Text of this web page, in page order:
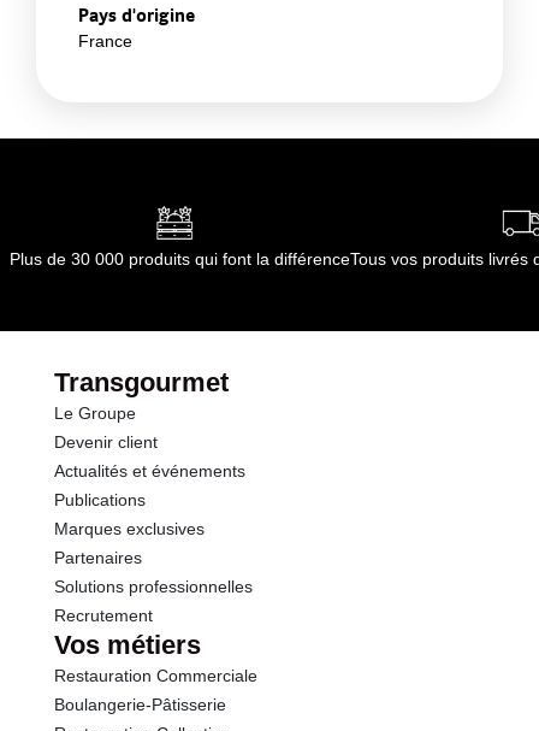
Pays d'origine
France
Plus de 30 000 produits qui font la différenceTous vos produits livrés
Transgourmet
Le Groupe
Devenir client
Actualités et événements
Publications
Marques exclusives
Partenaires
Solutions professionnelles
Recrutement
Vos métiers
Restauration Commerciale
Boulangerie-Pâtisserie